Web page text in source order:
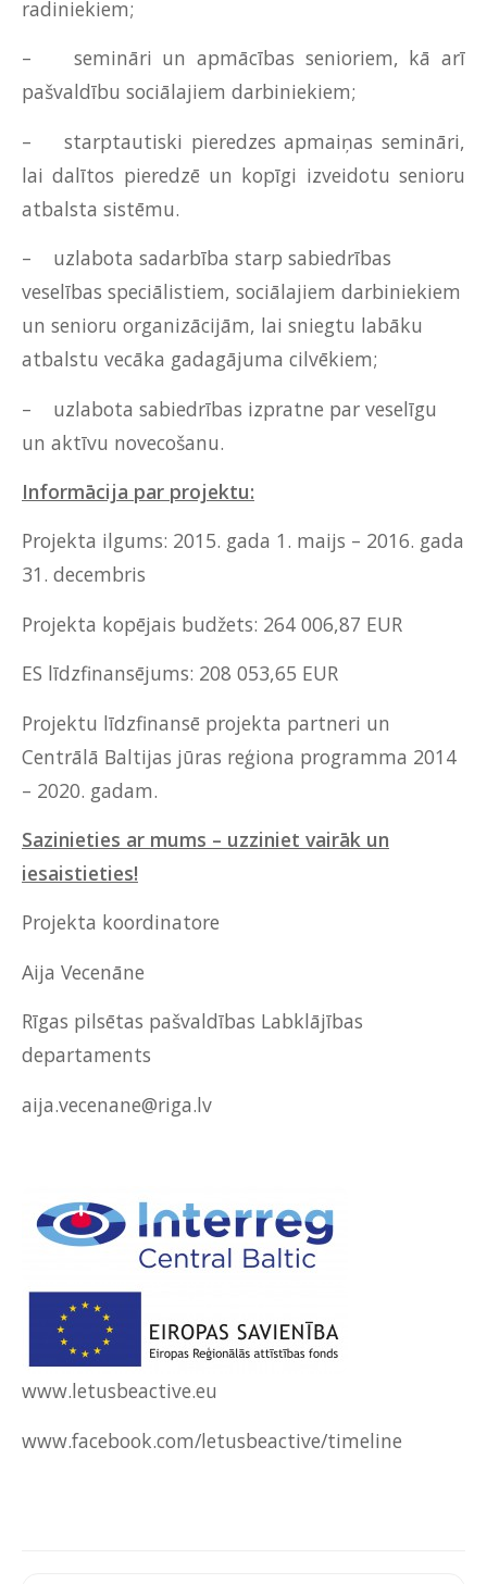
radiniekiem;
– semināri un apmācības senioriem, kā arī
pašvaldību sociālajiem darbiniekiem;
– starptautiski pieredzes apmaiņas semināri,
lai dalītos pieredzē un kopīgi izveidotu senioru
atbalsta sistēmu.
– uzlabota sadarbība starp sabiedrības
veselības speciālistiem, sociālajiem darbiniekiem
un senioru organizācijām, lai sniegtu labāku
atbalstu vecāka gadagājuma cilvēkiem;
– uzlabota sabiedrības izpratne par veselīgu
un aktīvu novecošanu.
Informācija par projektu:
Projekta ilgums: 2015. gada 1. maijs – 2016. gada
31. decembris
Projekta kopējais budžets: 264 006,87 EUR
ES līdzfinansējums: 208 053,65 EUR
Projektu līdzfinansē projekta partneri un
Centrālā Baltijas jūras reģiona programma 2014
– 2020. gadam.
Sazinieties ar mums – uzziniet vairāk un
iesaistieties!
Projekta koordinatore
Aija Vecenāne
Rīgas pilsētas pašvaldības Labklājības
departaments
aija.vecenane@riga.lv
www.letusbeactive.eu
www.facebook.com/letusbeactive/timeline